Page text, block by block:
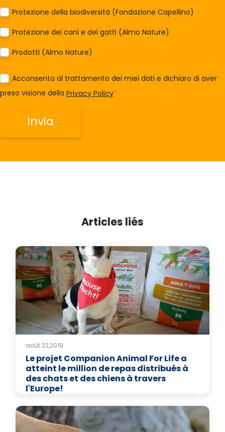
Protezione della biodiversità (Fondazione Capellino)
Protezione dei cani e dei gatti (Almo Nature)
Prodotti (Almo Nature)
Acconsento al trattamento dei miei dati e dichiaro di aver
preso visione della Privacy Policy*
Articles liés
août 22,2019
Le projet Companion Animal For Life a
atteint le million de repas distribués à
des chats et des chiens à travers
l'Europe!